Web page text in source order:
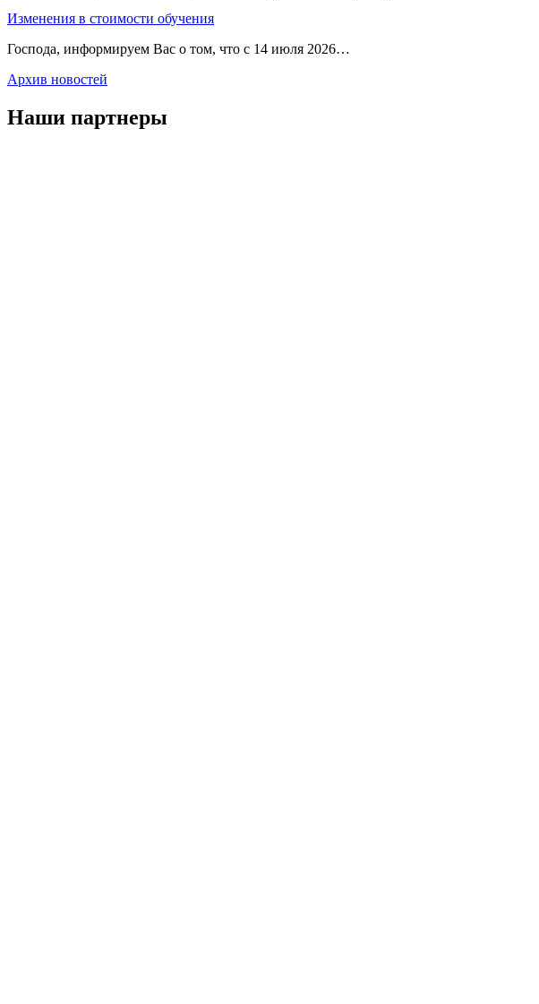
Изменения в стоимости обучения
Господа, информируем Вас о том, что с 14 июля 2026…
Архив новостей
Наши партнеры